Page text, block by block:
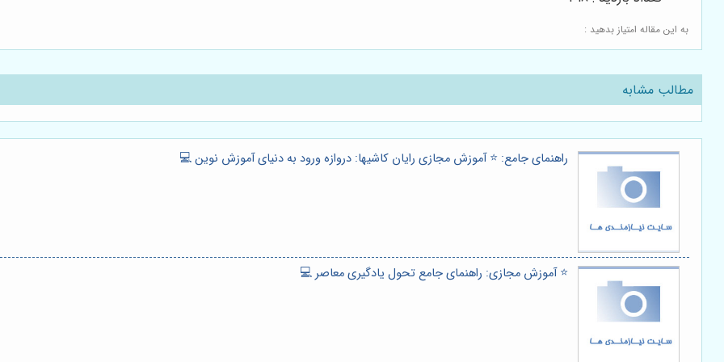
به این مقاله امتیاز بدهید :
مطالب مشابه
راهنمای جامع: ⭐️ آموزش مجازی رایان کاشیها: دروازه ورود به دنیای آموزش نوین 💻
⭐️ آموزش مجازی: راهنمای جامع تحول یادگیری معاصر 💻